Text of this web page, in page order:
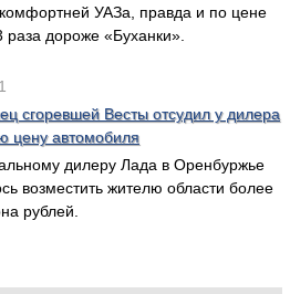
УАЗа, правда и по цене
раза дороже «Буханки».
сгоревшей Весты отсудил у дилера
цену автомобиля
дилеру Лада в Оренбуржье
возместить жителю области более
рублей.